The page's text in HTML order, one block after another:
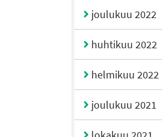
joulukuu 2022
huhtikuu 2022
helmikuu 2022
joulukuu 2021